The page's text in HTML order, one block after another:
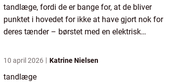
tandlæge, fordi de er bange for, at de bliver
punktet i hovedet for ikke at have gjort nok for
deres tænder – børstet med en elektrisk
10 april 2026 Katrine Nielsen
tandlæge